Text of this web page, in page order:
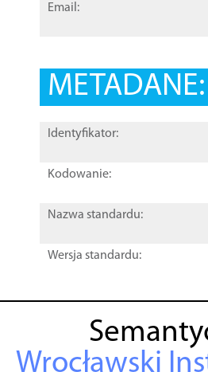
Email:
METADANE:
Identyfikator:
Kodowanie:
Nazwa standardu:
Wersja standardu:
Wrocławski